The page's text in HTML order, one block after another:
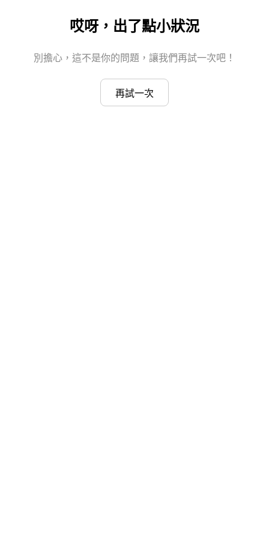
哎呀，出了點小狀況
別擔心，這不是你的問題，讓我們再試一次吧！
再試一次